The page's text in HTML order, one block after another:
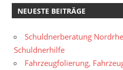
NEUESTE BEITRÄGE
Schuldnerberatung
Schuldnerhilfe
Fahrzeugfolierung,